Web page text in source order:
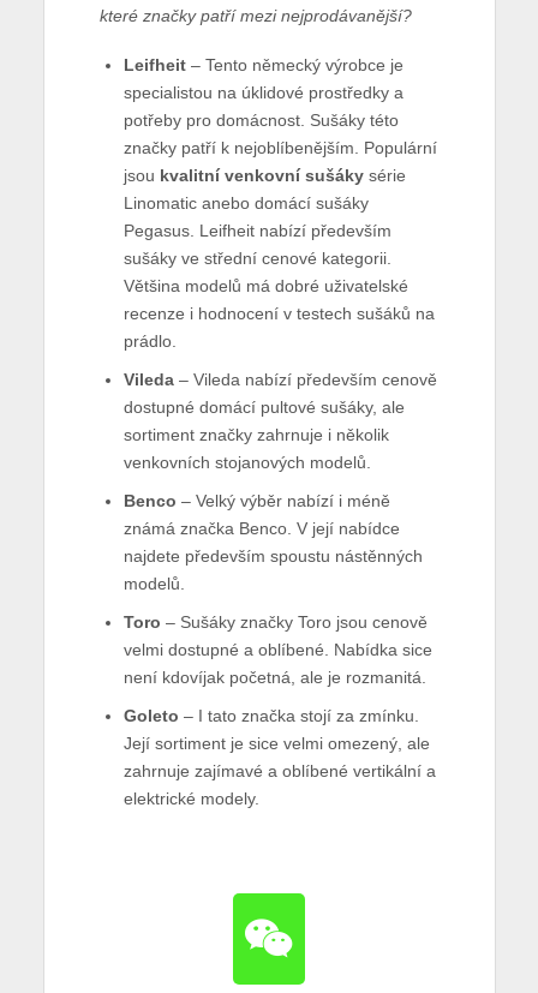
které značky patří mezi nejprodávanější?
Leifheit– Tento německý výrobce je
specialistou na úklidové prostředky a
potřeby pro domácnost. Sušáky této
značky patří k nejoblíbenějším. Populární
jsou kvalitní venkovní sušákysérie
Linomatic anebo domácí sušáky
Pegasus. Leifheit nabízí především
sušáky ve střední cenové kategorii.
Většina modelů má dobré uživatelské
recenze i hodnocení v testech sušáků na
prádlo.
Vileda– Vileda nabízí především cenově
dostupné domácí pultové sušáky, ale
sortiment značky zahrnuje i několik
venkovních stojanových modelů.
Benco – Velký výběr nabízí i méně
známá značka Benco. V její nabídce
najdete především spoustu nástěnných
modelů.
Toro – Sušáky značky Toro jsou cenově
velmi dostupné a oblíbené. Nabídka sice
není kdovíjak početná, ale je rozmanitá.
Goleto – I tato značka stojí za zmínku.
Její sortiment je sice velmi omezený, ale
zahrnuje zajímavé a oblíbené vertikální a
elektrické modely.